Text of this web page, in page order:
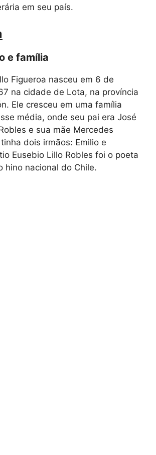
em seu país.
e família
Figueroa nasceu em 6 de
na cidade de Lota, na província
Ele cresceu em uma família
média, onde seu pai era José
e sua mãe Mercedes
dois irmãos: Emilio e
Eusebio Lillo Robles foi o poeta
hino nacional do Chile.